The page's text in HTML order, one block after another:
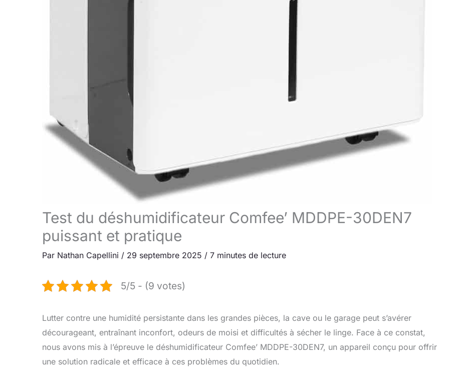
Test du déshumidificateur Comfee’ MDDPE-30DEN7
puissant et pratique
Par Nathan Capellini / 29 septembre 2025 / 7 minutes de lecture
5/5 - (9 votes)
Lutter contre une humidité persistante dans les grandes pièces, la cave ou le garage peut s’avérer
décourageant, entraînant inconfort, odeurs de moisi et difficultés à sécher le linge. Face à ce constat,
nous avons mis à l’épreuve le déshumidificateur Comfee’ MDDPE-30DEN7, un appareil conçu pour offrir
une solution radicale et efficace à ces problèmes du quotidien.